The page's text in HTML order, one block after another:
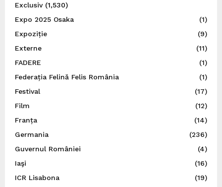
Exclusiv(1,530)
Expo 2025 Osaka
(1)
Expoziție
(9)
Externe
(11)
FADERE
(1)
Federația Felină Felis România
(1)
Festival
(17)
Film
(12)
Franța
(14)
Germania
(236)
Guvernul României
(4)
Iaşi
(16)
ICR Lisabona
(19)